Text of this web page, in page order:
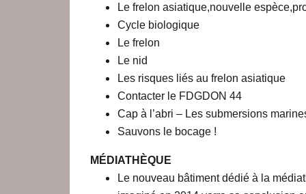
Le frelon asiatique,nouvelle
Cycle biologique
Le frelon
Le nid
Les risques liés au frelon asiatique
Contacter le FDGDON 44
Cap à l’abri – Les submersions
Sauvons le bocage !
MÉDIATHÈQUE
Le nouveau bâtiment dédié à la